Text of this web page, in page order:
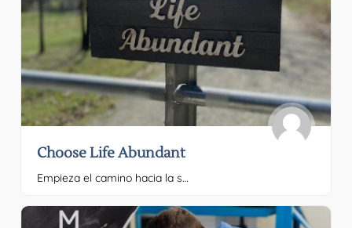
Choose Life Abundant
Empieza el camino hacia la salud! Choose Por favor, proporciona el texto que quieres traducir.